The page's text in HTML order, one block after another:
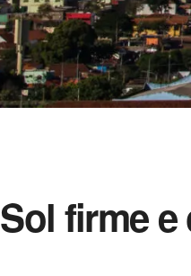
Sol firme